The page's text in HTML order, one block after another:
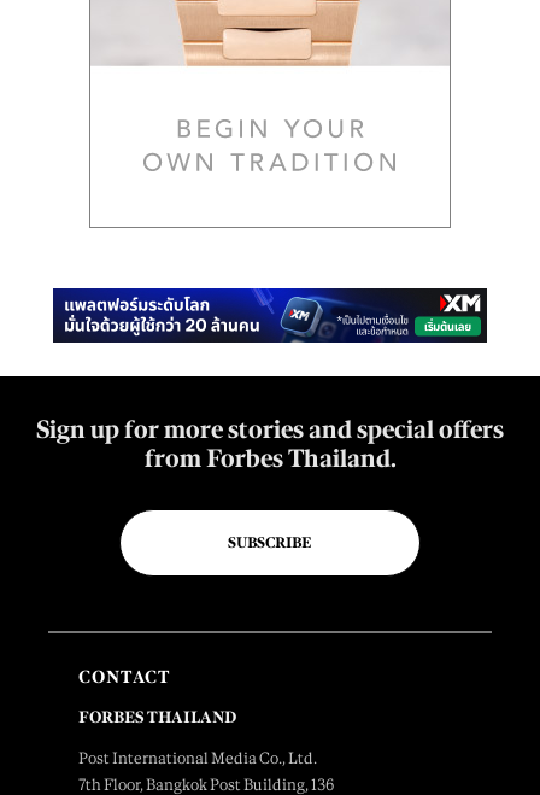
Sign up for more stories and special offers
from Forbes Thailand.
SUBSCRIBE
CONTACT
FORBES THAILAND
Post International Media Co., Ltd.
7th Floor, Bangkok Post Building, 136